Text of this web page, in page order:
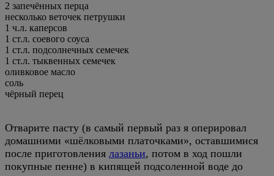
2 запечённых перца
несколько веточек петрушки
1 ч.л. каперсов
1 ст.л. соевого соуса
1 ст.л. подсолнечных семечек
1 ст.л. тыквенных семечек
оливковое масло
соль
чёрный перец
Отварите пасту (в самый первый раз я оперировал
домашними «шёлковыми платочками», оставшимися
после приготовления лазаньи, потом в ход пошли
покупные пенне) в кипящей подсоленной воде до